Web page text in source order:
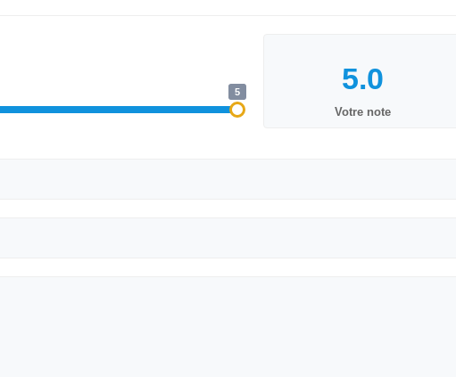
5
Votre note